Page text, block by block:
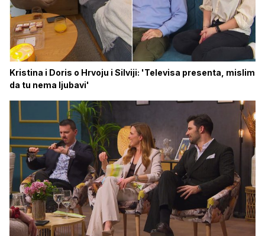
Kristina i Doris o Hrvoju i Silviji: 'Televisa presenta, mislim
da tu nema ljubavi'